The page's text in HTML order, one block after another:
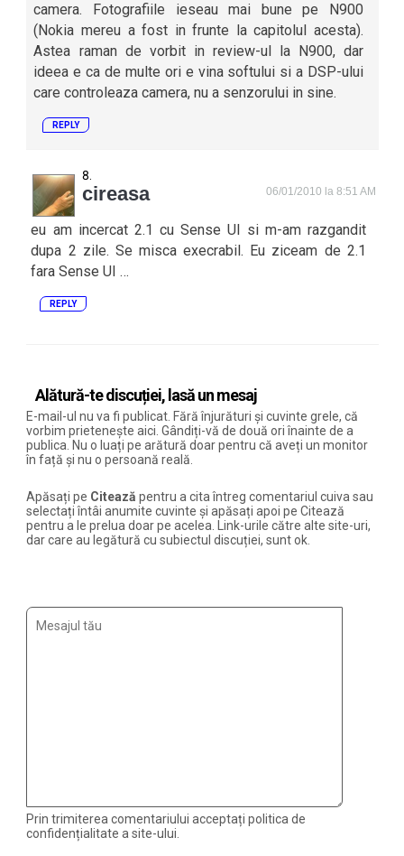
camera. Fotografiile ieseau mai bune pe N900
(Nokia mereu a fost in frunte la capitolul acesta).
Astea raman de vorbit in review-ul la N900, dar
ideea e ca de multe ori e vina softului si a DSP-ului
care controleaza camera, nu a senzorului in sine.
REPLY
cireasa 06/01/2010 la 8:51 AM
eu am incercat 2.1 cu Sense UI si m-am razgandit
dupa 2 zile. Se misca execrabil. Eu ziceam de 2.1
fara Sense UI …
REPLY
Alătură-te discuției, lasă un mesaj
E-mail-ul nu va fi publicat. Fără înjurături și cuvinte grele, că
vorbim prietenește aici. Gândiți-vă de două ori înainte de a
publica. Nu o luați pe arătură doar pentru că aveți un monitor
în față și nu o persoană reală.
Apăsați pe Citează pentru a cita întreg comentariul cuiva sau
selectați întâi anumite cuvinte și apăsați apoi pe Citează
pentru a le prelua doar pe acelea. Link-urile către alte site-uri,
dar care au legătură cu subiectul discuției, sunt ok.
Prin trimiterea comentariului acceptați politica de
confidențialitate a site-ului.